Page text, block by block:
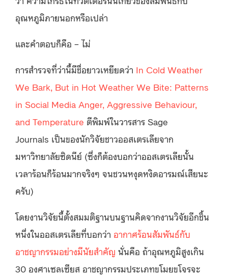
อุณหภูมิภายนอกหรือเปล่า
และคำตอบก็คือ – ไม่
การสำรวจที่ว่านี้มีชื่อยาวเหยียดว่า In Cold Weather
We Bark, But in Hot Weather We Bite: Patterns
in Social Media Anger, Aggressive Behaviour,
and Temperature ตีพิมพ์ในวารสาร Sage
Journals เป็นของนักวิจัยชาวออสเตรเลียจาก
มหาวิทยาลัยซิดนีย์ (ซึ่งก็ต้องบอกว่าออสเตรเลียนั้น
เวลาร้อนก็ร้อนมากจริงๆ จนชวนหงุดหงิดอารมณ์เสียนะ
ครับ)
โดยงานวิจัยนี้ตั้งสมมติฐานบนฐานคิดจากงานวิจัยอีกชิ้น
หนึ่งในออสเตรเลียที่บอกว่า อากาศร้อนสัมพันธ์กับ
อาชญากรรมอย่างมีนัยสำคัญ นั่นคือ ถ้าอุณหภูมิสูงเกิน
30 องศาเซลเซียส อาชญากรรมประเภทขโมยขโจรจะ